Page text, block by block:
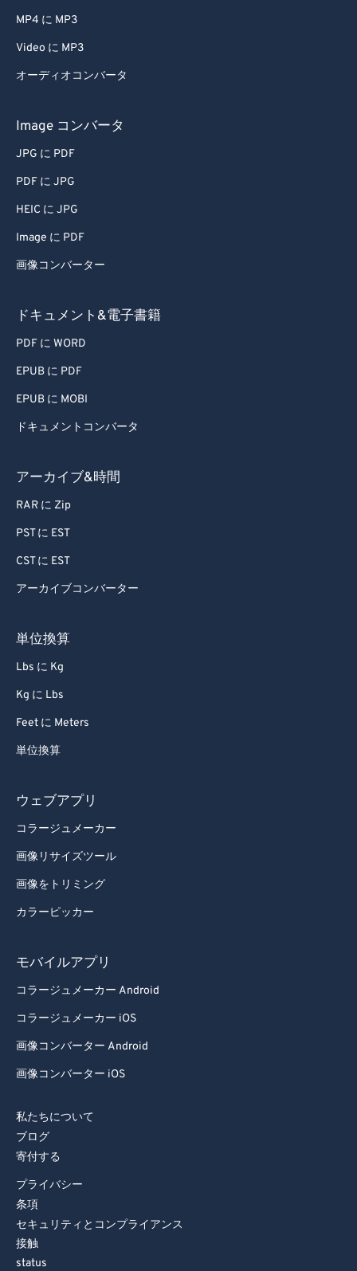
MP4 に MP3
Video に MP3
オーディオコンバータ
Image コンバータ
JPG に PDF
PDF に JPG
HEIC に JPG
Image に PDF
画像コンバーター
ドキュメント&電子書籍
PDF に WORD
EPUB に PDF
EPUB に MOBI
ドキュメントコンバータ
アーカイブ&時間
RAR に Zip
PST に EST
CST に EST
アーカイブコンバーター
単位換算
Lbs に Kg
Kg に Lbs
Feet に Meters
単位換算
ウェブアプリ
コラージュメーカー
画像リサイズツール
画像をトリミング
カラーピッカー
モバイルアプリ
コラージュメーカー Android
コラージュメーカー iOS
画像コンバーター Android
画像コンバーター iOS
私たちについて
ブログ
寄付する
プライバシー
条項
セキュリティとコンプライアンス
接触
status